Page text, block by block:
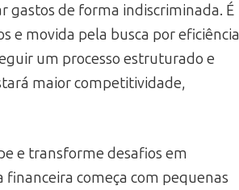
gastos de forma indiscriminada. É
e movida pela busca por eficiência
um processo estruturado e
maior competitividade,
e transforme desafios em
financeira começa com pequenas